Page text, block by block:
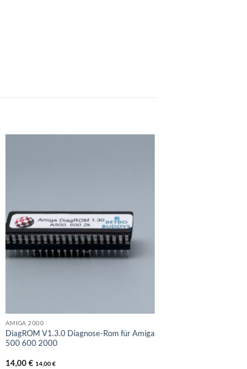
AMIGA 2000
DiagROM V1.3.0 Diagnose-Rom für Amiga
500 600 2000
14,00€ 14,00€